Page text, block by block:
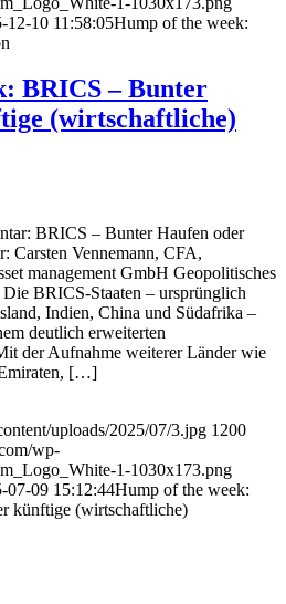
12-10 11:58:05Hump of the week:
BRICS – Bunter
(wirtschaftliche)
BRICS – Bunter Haufen oder
Carsten Vennemann, CFA,
management GmbH Geopolitisches
BRICS-Staaten – ursprünglich
Indien, China und Südafrika –
deutlich erweiterten
der Aufnahme weiterer Länder wie
[…]
uploads/2025/07/3.jpg 1200
wp-
1-1030x173.png
07-09 15:12:44Hump of the week:
künftige (wirtschaftliche)